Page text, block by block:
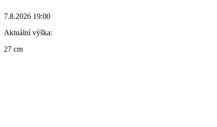
7.8.2026 19:00
Aktuální výška:
27 cm